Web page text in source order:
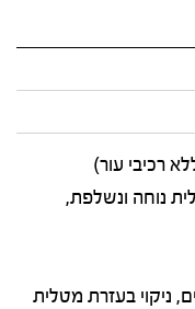
רכיבי עור)
נוחה ונשלפת,
ניקוי בעזרת מטלית